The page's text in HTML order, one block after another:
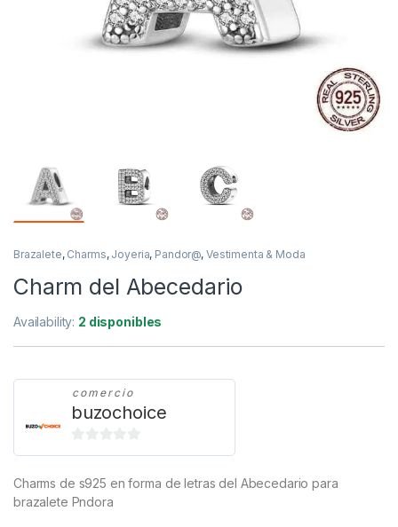
Brazalete, Charms, Joyeria, Pandor@, Vestimenta & Moda
Charm del Abecedario
Availability: 2 disponibles
comercio
buzochoice
0
e
Charms de s925 en forma de letras del Abecedario para
brazalete Pndora